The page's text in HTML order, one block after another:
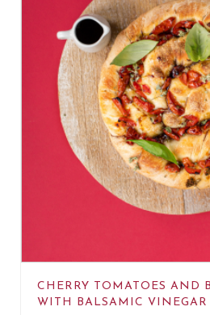
CHERRY TOMATOES AND
WITH BALSAMIC VINEGAR